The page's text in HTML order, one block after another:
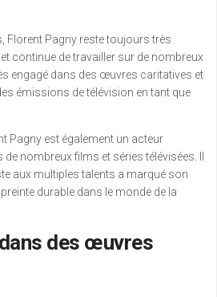
Florent Pagny reste toujours très
continue de travailler sur de nombreux
engagé dans des œuvres caritatives et
émissions de télévision en tant que
Pagny est également un acteur
nombreux films et séries télévisées. Il
aux multiples talents a marqué son
durable dans le monde de la
des œuvres